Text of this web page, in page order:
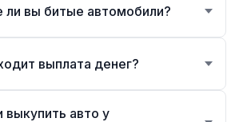
ли вы битые автомобили?
выплата денег?
авто у